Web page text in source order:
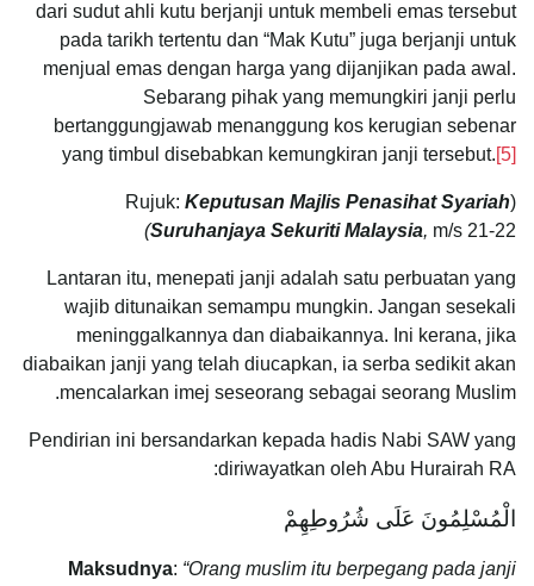
dari sudut ahli kutu berjanji untuk membeli emas tersebut
pada tarikh tertentu dan “Mak Kutu” juga berjanji untuk
menjual emas dengan harga yang dijanjikan pada awal.
Sebarang pihak yang memungkiri janji perlu
bertanggungjawab menanggung kos kerugian sebenar
yang timbul disebabkan kemungkiran janji tersebut.[5]
(Rujuk:
Keputusan Majlis Penasihat Syariah
Suruhanjaya Sekuriti Malaysia, m/s 21-22
)
Lantaran itu, menepati janji adalah satu perbuatan yang
wajib ditunaikan semampu mungkin. Jangan sesekali
meninggalkannya dan diabaikannya. Ini kerana, jika
diabaikan janji yang telah diucapkan, ia serba sedikit akan
mencalarkan imej seseorang sebagai seorang Muslim.
Pendirian ini bersandarkan kepada hadis Nabi SAW yang
diriwayatkan oleh Abu Hurairah RA:
الْمُسْلِمُونَ عَلَى شُرُوطِهِمْ
Maksudnya: “Orang muslim itu berpegang pada janji